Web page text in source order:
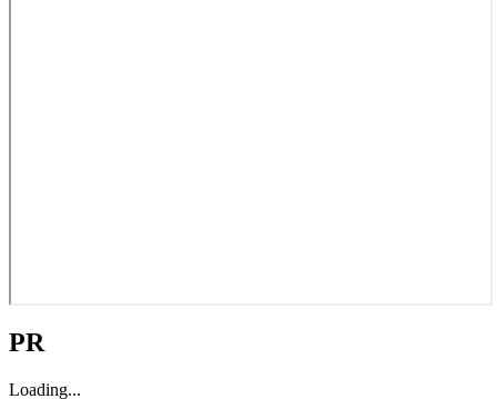
PR
Loading...